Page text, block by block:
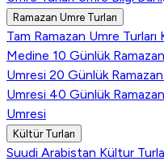
Ramazan Umre Turları
Tam Ramazan Umre Turları
Medine 10 Günlük
Umresi 20 Günlük
Umresi 40 Günlük
Umresi
Kültür Turları
Suudi Arabistan Kültur